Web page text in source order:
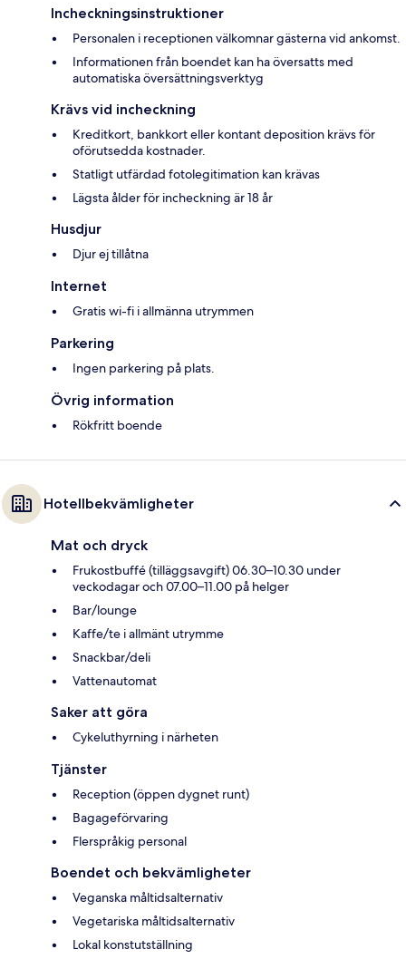
Incheckningsinstruktioner
Personalen i receptionen välkomnar gästerna vid ankomst.
Informationen från boendet kan ha översatts med
automatiska översättningsverktyg
Krävs vid incheckning
Kreditkort, bankkort eller kontant deposition krävs för
oförutsedda kostnader.
Statligt utfärdad fotolegitimation kan krävas
Lägsta ålder för incheckning är 18 år
Husdjur
Djur ej tillåtna
Internet
Gratis wi-fi i allmänna utrymmen
Parkering
Ingen parkering på plats.
Övrig information
Rökfritt boende
Hotellbekvämligheter
Mat och dryck
Frukostbuffé (tilläggsavgift) 06.30–10.30 under
veckodagar och 07.00–11.00 på helger
Bar/lounge
Kaffe/te i allmänt utrymme
Snackbar/deli
Vattenautomat
Saker att göra
Cykeluthyrning i närheten
Tjänster
Reception (öppen dygnet runt)
Bagageförvaring
Flerspråkig personal
Boendet och bekvämligheter
Veganska måltidsalternativ
Vegetariska måltidsalternativ
Lokal konstutställning